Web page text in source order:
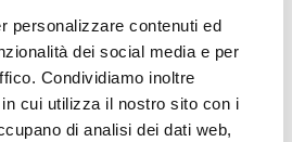
personalizzare contenuti ed
dei social media e per
Condividiamo inoltre
cui utilizza il nostro sito con i
di analisi dei dati web,